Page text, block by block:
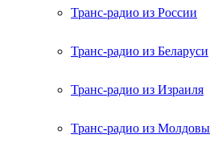
Транс-радио из России
Транс-радио из Беларуси
Транс-радио из Израиля
Транс-радио из Молдовы